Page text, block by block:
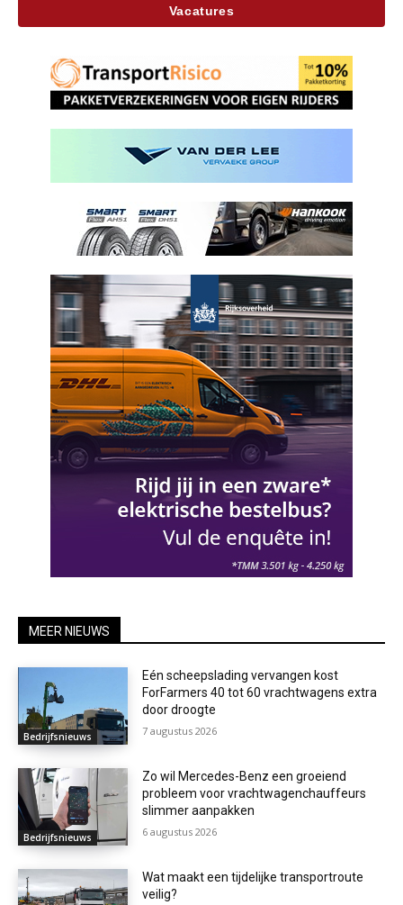
Vacatures
MEER NIEUWS
Bedrijfsnieuws
Eén scheepslading vervangen kost
ForFarmers 40 tot 60 vrachtwagens extra
door droogte
7 augustus 2026
Bedrijfsnieuws
Zo wil Mercedes-Benz een groeiend
probleem voor vrachtwagenchauffeurs
slimmer aanpakken
6 augustus 2026
Wat maakt een tijdelijke transportroute
veilig?